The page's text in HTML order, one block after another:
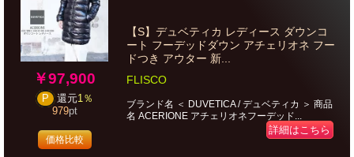
￥97,900
P 還元1％
979pt
価格比較
【S】デュベティカ レディース ダウンコ
ート フーデッドダウン アチェリオネ フー
ドつき アウター 新...
FLISCO
ブランド名 ＜ DUVETICA / デュベティカ ＞ 商品
名 ACERIONE アチェリオネフーデッド...
詳細はこちら